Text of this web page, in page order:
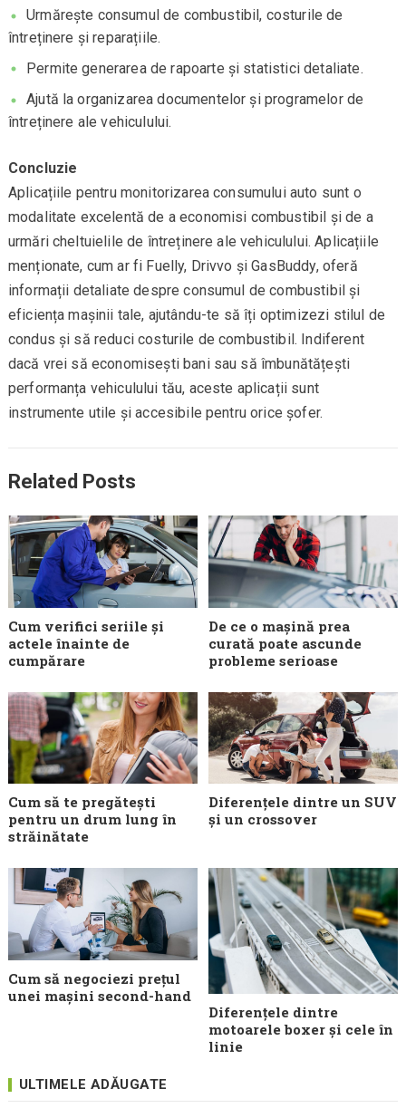
Urmărește consumul de combustibil, costurile de
întreținere și reparațiile.
Permite generarea de rapoarte și statistici detaliate.
Ajută la organizarea documentelor și programelor de
întreținere ale vehiculului.
Concluzie
Aplicațiile pentru monitorizarea consumului auto sunt o
modalitate excelentă de a economisi combustibil și de a
urmări cheltuielile de întreținere ale vehiculului. Aplicațiile
menționate, cum ar fi Fuelly, Drivvo și GasBuddy, oferă
informații detaliate despre consumul de combustibil și
eficiența mașinii tale, ajutându-te să îți optimizezi stilul de
condus și să reduci costurile de combustibil. Indiferent
dacă vrei să economisești bani sau să îmbunătățești
performanța vehiculului tău, aceste aplicații sunt
instrumente utile și accesibile pentru orice șofer.
Related Posts
Cum verifici seriile și
actele înainte de
cumpărare
De ce o mașină prea
curată poate ascunde
probleme serioase
Cum să te pregătești
pentru un drum lung în
străinătate
Diferențele dintre un SUV
și un crossover
Cum să negociezi prețul
unei mașini second-hand
Diferențele dintre
motoarele boxer și cele în
linie
ULTIMELE ADĂUGATE